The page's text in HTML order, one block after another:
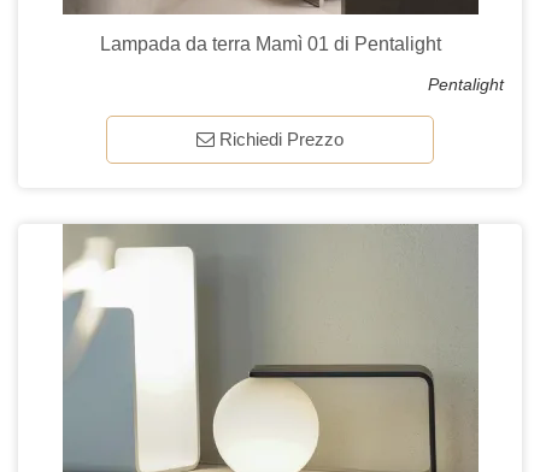
Lampada da terra Mamì 01 di Pentalight
Pentalight
Richiedi Prezzo